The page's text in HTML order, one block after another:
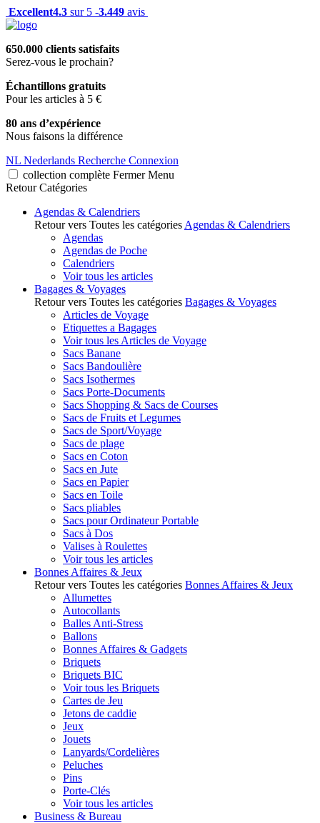
Excellent4.3 sur 5 -3.449 avis
650.000 clients satisfaits
Serez-vous le prochain?
Échantillons gratuits
Pour les articles à 5 €
80 ans d’expérience
Nous faisons la différence
NL Nederlands Recherche Connexion
collection complète Fermer Menu
Retour Catégories
Agendas & Calendriers
Retour vers Toutes les catégories Agendas & Calendriers
Agendas
Agendas de Poche
Calendriers
Voir tous les articles
Bagages & Voyages
Retour vers Toutes les catégories Bagages & Voyages
Articles de Voyage
Etiquettes a Bagages
Voir tous les Articles de Voyage
Sacs Banane
Sacs Bandoulière
Sacs Isothermes
Sacs Porte-Documents
Sacs Shopping & Sacs de Courses
Sacs de Fruits et Legumes
Sacs de Sport/Voyage
Sacs de plage
Sacs en Coton
Sacs en Jute
Sacs en Papier
Sacs en Toile
Sacs pliables
Sacs pour Ordinateur Portable
Sacs à Dos
Valises à Roulettes
Voir tous les articles
Bonnes Affaires & Jeux
Retour vers Toutes les catégories Bonnes Affaires & Jeux
Allumettes
Autocollants
Balles Anti-Stress
Ballons
Bonnes Affaires & Gadgets
Briquets
Briquets BIC
Voir tous les Briquets
Cartes de Jeu
Jetons de caddie
Jeux
Jouets
Lanyards/Cordelières
Peluches
Pins
Porte-Clés
Voir tous les articles
Business & Bureau